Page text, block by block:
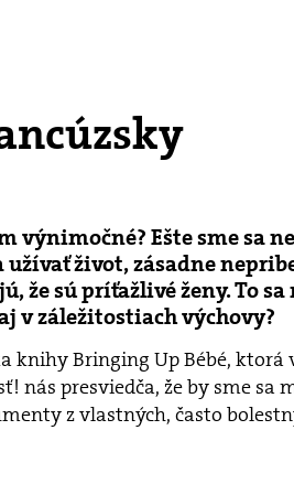
výnimočné? Ešte sme sa
život, zásadne
že sú príťažlivé ženy. To
v záležitostiach výchovy?
knihy Bringing Up Bébé, ktorá
nás presviedča, že by sme sa
z vlastných, často